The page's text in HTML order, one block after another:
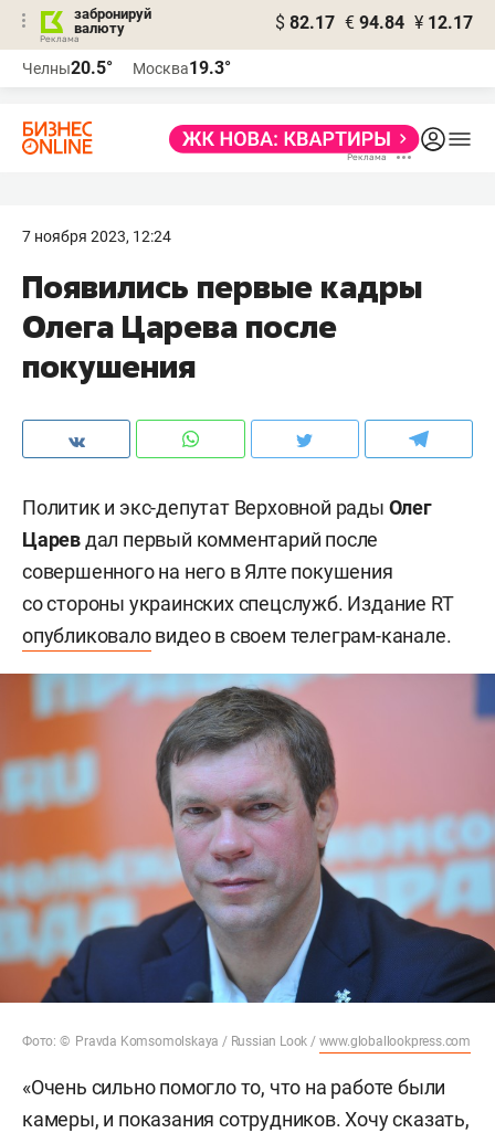
забронируй
валюту
$ 82.17 € 94.84 ¥ 12.17
Челны20.5° Москва19.3°
7 ноября 2023, 12:24
Появились первые кадры
Олега Царева после
покушения
Политик и экс-депутат Верховной рады Олег
Царевдал первый комментарий после
совершенного на него в Ялте покушения
со стороны украинских спецслужб. Издание RT
опубликоваловидео в своем телеграм-канале.
Фото: © Pravda Komsomolskaya / Russian Look / www.globallookpress.com
«Очень сильно помогло то, что на работе были
камеры, и показания сотрудников. Хочу сказать,